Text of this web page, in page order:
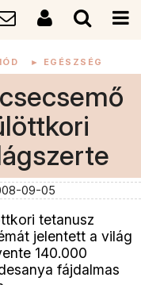
► EGÉSZSÉG
09-05
tetanusz
jelentett a világ
140.000
fájdalmas